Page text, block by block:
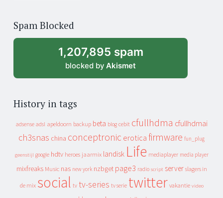
archive
Spam Blocked
1,207,895 spam
blocked by Akismet
History in tags
adsense adsl apeldoorn backup beta blog cebit cfullhdma cfullhdmai
ch3snas china conceptronic erotica firmware fun_plug
geenstijl google hdtv heroes jaarmix landisk Life mediaplayer media player
mixfreaks Music nas new york nzbget page3 radio script server slagers in
de mix social tv tv-series tv serie twitter vakantie video